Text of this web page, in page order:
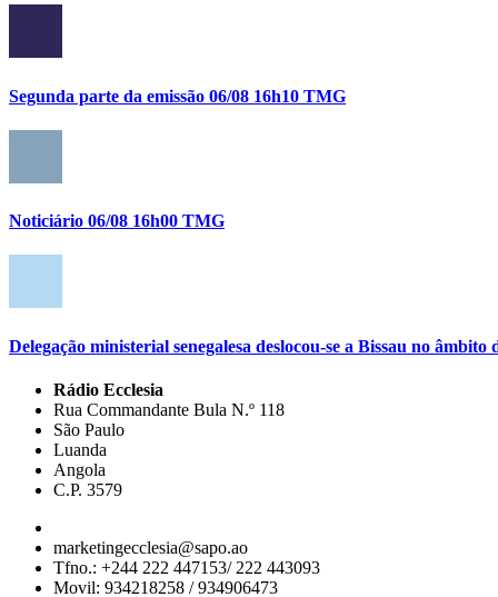
Segunda parte da emissão 06/08 16h10 TMG
Noticiário 06/08 16h00 TMG
Delegação ministerial senegalesa deslocou-se a Bissau no
Rádio Ecclesia
Rua Commandante Bula N.º 118
São Paulo
Luanda
Angola
C.P. 3579
marketingecclesia@sapo.ao
Tfno.: +244 222 447153/ 222 443093
Movil: 934218258 / 934906473